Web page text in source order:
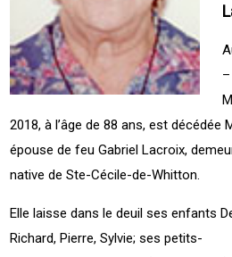
2018, à l’âge de 88 ans, est décédée
épouse de feu Gabriel Lacroix,
native de Ste-Cécile-de-Whitton.
Elle laisse dans le deuil ses enfants
Richard, Pierre, Sylvie; ses petits-